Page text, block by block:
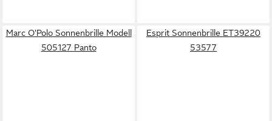
Marc O'Polo Sonnenbrille Modell
505127 Panto
Esprit Sonnenbrille ET39220
53577